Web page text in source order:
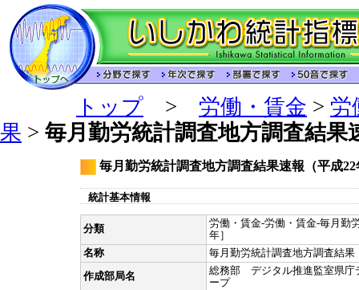
トップ > 労働・賃金 > 労
果 > 毎月勤労統計調査地方調査結果
毎月勤労統計調査地方調査結果速報（平成22
統計基本情報
分類
労働・賃金-労働・賃金-毎月勤
年］
名称
毎月勤労統計調査地方調査結果
作成部局名
総務部 デジタル推進監室県庁
ープ